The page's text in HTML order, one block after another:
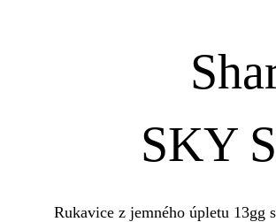
SKY
Rukavice z jemného úpletu 13gg